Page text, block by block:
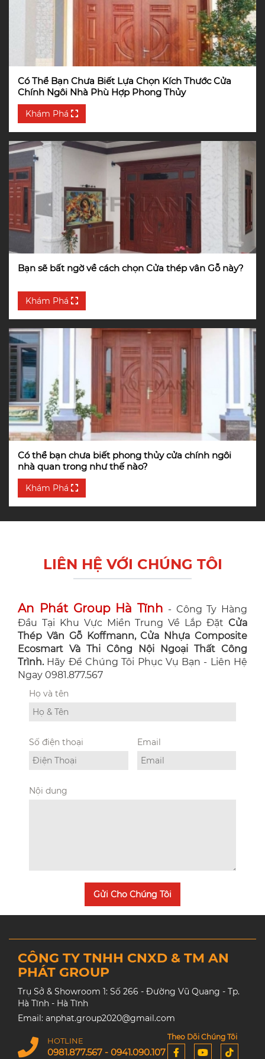
Có Thể Bạn Chưa Biết Lựa Chọn Kích Thước Cửa
Chính Ngôi Nhà Phù Hợp Phong Thủy
Khám Phá
Bạn sẽ bất ngờ về cách chọn Cửa thép vân Gỗ này?
Khám Phá
Có thể bạn chưa biết phong thủy cửa chính ngôi
nhà quan trong như thế nào?
Khám Phá
LIÊN HỆ VỚI CHÚNG TÔI
An Phát Group Hà Tĩnh - Công Ty Hàng
Đầu Tại Khu Vực Miền Trung Về Lắp Đặt Cửa
Thép Vân Gỗ Koffmann, Cửa Nhựa Composite
Ecosmart Và Thi Công Nội Ngoại Thất Công
Trình. Hãy Để Chúng Tôi Phục Vụ Bạn - Liên Hệ
Ngay 0981.877.567
Họ và tên
Số điện thoại Email
Nội dung
Gửi Cho Chúng Tôi
CÔNG TY TNHH CNXD & TM AN
PHÁT GROUP
Trụ Sở & Showroom 1: Số 266 - Đường Vũ Quang - Tp.
Hà Tĩnh - Hà Tĩnh
Email: anphat.group2020@gmail.com
HOTLINE
0981.877.567 - 0941.090.107
Theo Dõi Chúng Tôi